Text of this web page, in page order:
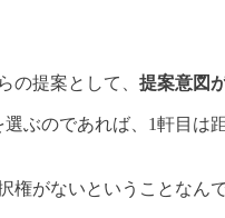
の提案として、 提案意図
選ぶのであれば、1軒目
がないということなんで